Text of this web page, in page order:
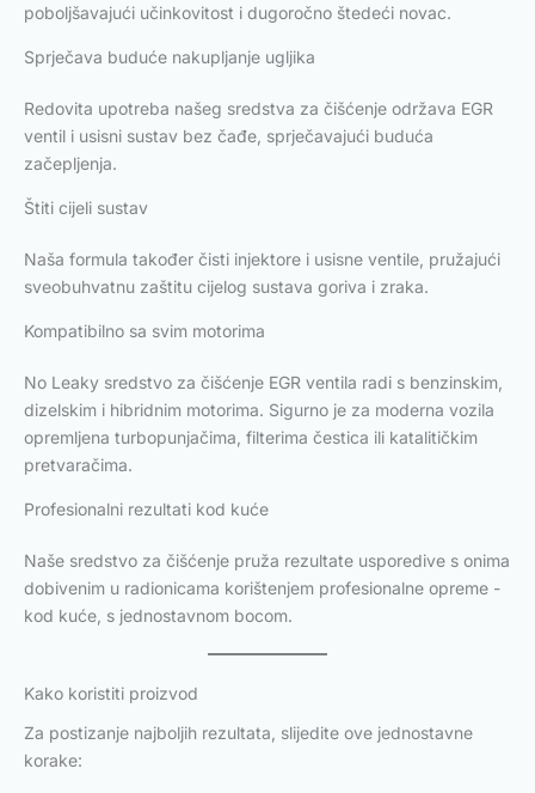
poboljšavajući učinkovitost i dugoročno štedeći novac.
Sprječava buduće nakupljanje ugljika
Redovita upotreba našeg sredstva za čišćenje održava EGR
ventil i usisni sustav bez čađe, sprječavajući buduća
začepljenja.
Štiti cijeli sustav
Naša formula također čisti injektore i usisne ventile, pružajući
sveobuhvatnu zaštitu cijelog sustava goriva i zraka.
Kompatibilno sa svim motorima
No Leaky sredstvo za čišćenje EGR ventila radi s benzinskim,
dizelskim i hibridnim motorima. Sigurno je za moderna vozila
opremljena turbopunjačima, filterima čestica ili katalitičkim
pretvaračima.
Profesionalni rezultati kod kuće
Naše sredstvo za čišćenje pruža rezultate usporedive s onima
dobivenim u radionicama korištenjem profesionalne opreme -
kod kuće, s jednostavnom bocom.
Kako koristiti proizvod
Za postizanje najboljih rezultata, slijedite ove jednostavne
korake: